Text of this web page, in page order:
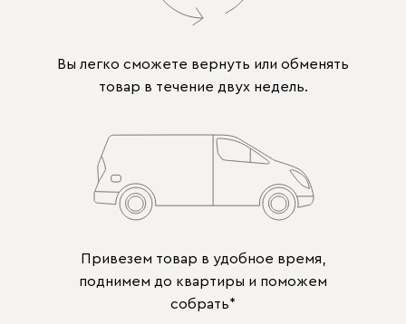
Вы легко сможете вернуть или обменять
товар в течение двух недель.
Привезем товар в удобное время,
поднимем до квартиры и поможем
собрать*